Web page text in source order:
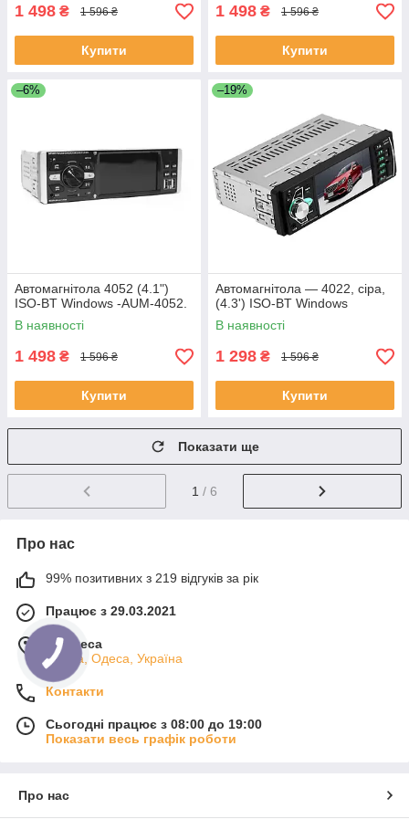
1 498 ₴ 1 596 ₴
Купити
1 498 ₴ 1 596 ₴
Купити
–6%
Автомагнітола 4052 (4.1")
ISO-BT Windows -AUM-4052.
В наявності
1 498 ₴ 1 596 ₴
Купити
–19%
Автомагнітола — 4022, сіра,
(4.3') ISO-BT Windows
В наявності
1 298 ₴ 1 596 ₴
Купити
Показати ще
1 / 6
Про нас
99% позитивних з 219 відгуків за рік
Працює з 29.03.2021
м. Одеса
Одеса, Одеса, Україна
Контакти
Сьогодні працює з 08:00 до 19:00
Показати весь графік роботи
Про нас